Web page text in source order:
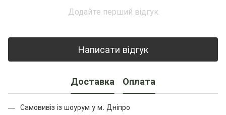
Додайте перший відгук
Написати відгук
Доставка Оплата
Самовивіз із шоурум у м. Дніпро